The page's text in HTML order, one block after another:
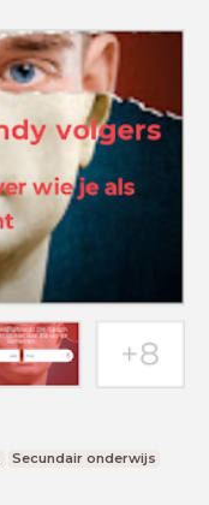
Secundair onderwijs